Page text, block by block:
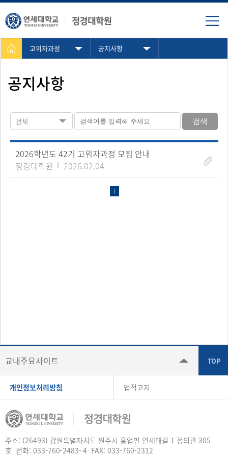
고위자과정 공지사항
공지사항
전체 검색
2026학년도 42기 고위자과정 모집 안내
정경대학원
2026.02.04
1
교내주요사이트
개인정보처리방침 법적고지
주소: (26493) 강원특별자치도 원주시 흥업면 연세대길 1 정의관 305
호 전화: 033-760-2483~4 FAX: 033-760-2312